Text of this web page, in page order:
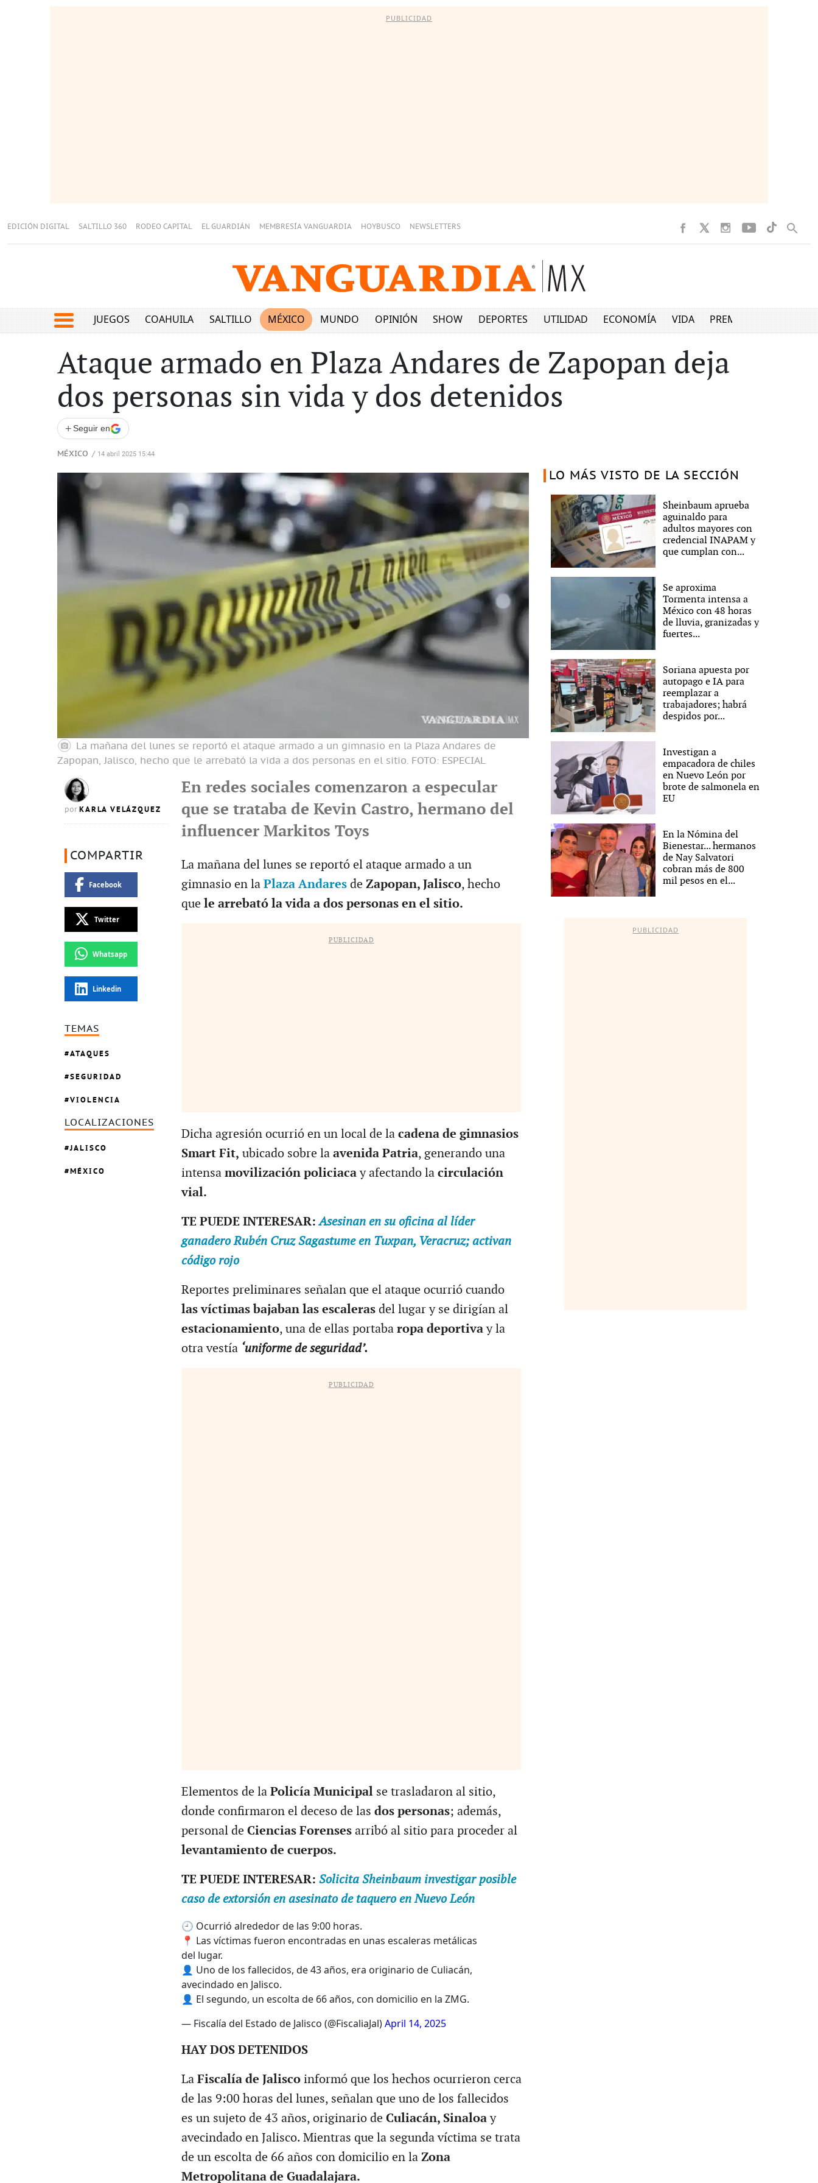
PUBLICIDAD
EDICIÓN DIGITAL SALTILLO 360 RODEO CAPITAL EL GUARDIÁN MEMBRESÍA VANGUARDIA HOYBUSCO NEWSLETTERS
JUEGOS COAHUILA SALTILLO MÉXICO MUNDO OPINIÓN SHOW DEPORTES UTILIDAD ECONOMÍA VIDA PREMIUM
Ataque armado en Plaza Andares de Zapopan deja
dos personas sin vida y dos detenidos
+ Seguir en
MÉXICO / 14 abril 2025 15:44
La mañana del lunes se reportó el ataque armado a un gimnasio en la Plaza Andares de
Zapopan, Jalisco, hecho que le arrebató la vida a dos personas en el sitio. FOTO: ESPECIAL
por KARLA VELÁZQUEZ
COMPARTIR
Facebook
Twitter
Whatsapp
Linkedin
TEMAS
ATAQUES
SEGURIDAD
VIOLENCIA
LOCALIZACIONES
JALISCO
MÉXICO
En redes sociales comenzaron a especular
que se trataba de Kevin Castro, hermano del
influencer Markitos Toys
La mañana del lunes se reportó el ataque armado a un
gimnasio en la Plaza AndaresdeZapopan, Jalisco, hecho
quele arrebató la vida a dos personas en el sitio.
PUBLICIDAD
Dicha agresión ocurrió en un local de lacadena de gimnasios
Smart Fit, ubicado sobre la avenida Patria, generando una
intensa movilización policiacay afectando la circulación
vial.
TE PUEDE INTERESAR:Asesinan en su oficina al líder
ganadero Rubén Cruz Sagastume en Tuxpan, Veracruz; activan
código rojo
Reportes preliminares señalan que el ataque ocurrió cuando
las víctimas bajaban las escalerasdel lugar y se dirigían al
estacionamiento, una de ellas portaba ropa deportivay la
otra vestía ‘uniforme de seguridad’.
PUBLICIDAD
Elementos de la Policía Municipal se trasladaron al sitio,
donde confirmaron el deceso de las dos personas; además,
personal de Ciencias Forensesarribó al sitio para proceder al
levantamiento de cuerpos.
TE PUEDE INTERESAR: Solicita Sheinbaum investigar posible
caso de extorsión en asesinato de taquero en Nuevo León
🕘 Ocurrió alrededor de las 9:00 horas.
📍 Las víctimas fueron encontradas en unas escaleras metálicas
del lugar.
👤 Uno de los fallecidos, de 43 años, era originario de Culiacán,
avecindado en Jalisco.
👤 El segundo, un escolta de 66 años, con domicilio en la ZMG.
— Fiscalía del Estado de Jalisco (@FiscaliaJal)April 14, 2025
HAY DOS DETENIDOS
La Fiscalía de Jaliscoinformó que los hechos ocurrieron cerca
de las 9:00 horas del lunes, señalan que uno de los fallecidos
es un sujeto de 43 años, originario de Culiacán, Sinaloay
avecindado en Jalisco. Mientras que la segunda víctima se trata
de un escolta de 66 años con domicilio en laZona
Metropolitana de Guadalajara.
LO MÁS VISTO DE LA SECCIÓN
Sheinbaum aprueba
aguinaldo para
adultos mayores con
credencial INAPAM y
que cumplan con...
Se aproxima
Tormenta intensa a
México con 48 horas
de lluvia, granizadas y
fuertes...
Soriana apuesta por
autopago e IA para
reemplazar a
trabajadores; habrá
despidos por...
Investigan a
empacadora de chiles
en Nuevo León por
brote de salmonela en
EU
En la Nómina del
Bienestar... hermanos
de Nay Salvatori
cobran más de 800
mil pesos en el...
PUBLICIDAD